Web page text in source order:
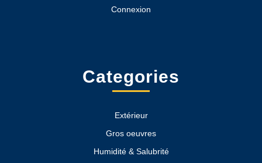
Connexion
Categories
Extérieur
Gros oeuvres
Humidité & Salubrité